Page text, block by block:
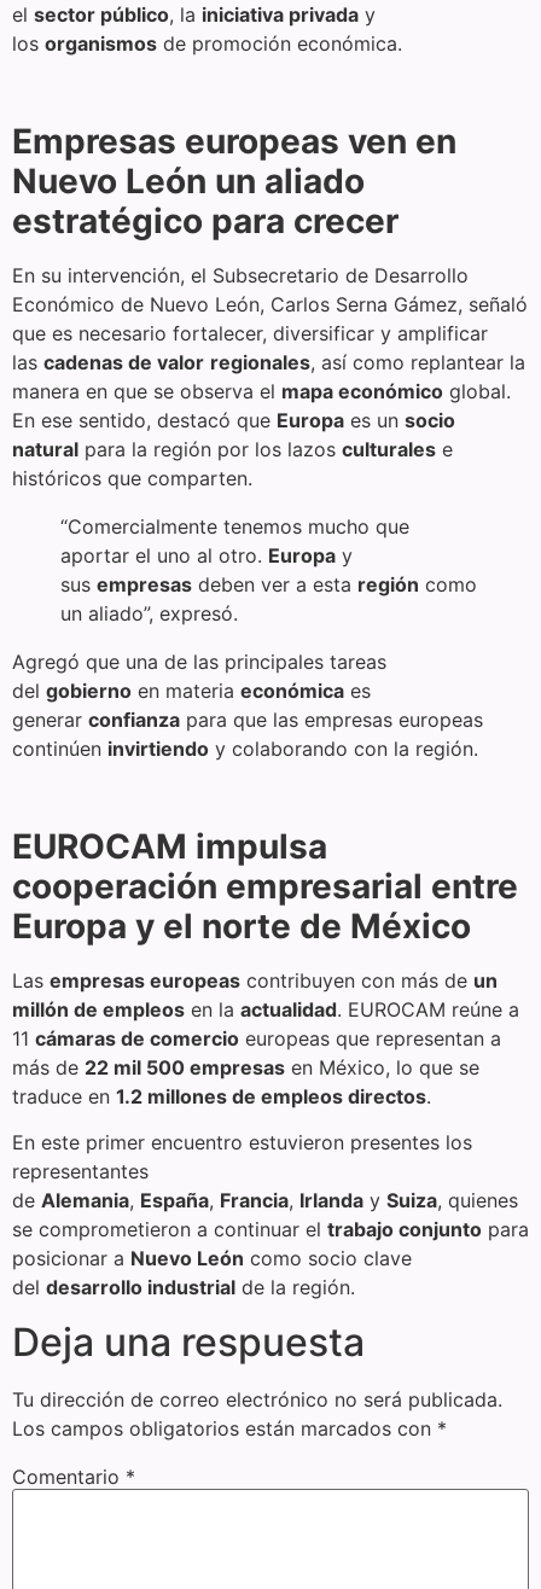
el sector público, la iniciativa privada y
los organismos de promoción económica.
Empresas europeas ven en
Nuevo León un aliado
estratégico para crecer
En su intervención, el Subsecretario de Desarrollo
Económico de Nuevo León, Carlos Serna Gámez, señaló
que es necesario fortalecer, diversificar y amplificar
las cadenas de valor regionales, así como replantear la
manera en que se observa el mapa económico global.
En ese sentido, destacó que Europa es un socio
natural para la región por los lazos culturales e
históricos que comparten.
“Comercialmente tenemos mucho que
aportar el uno al otro. Europa y
sus empresas deben ver a esta región como
un aliado”, expresó.
Agregó que una de las principales tareas
del gobierno en materia económica es
generar confianza para que las empresas europeas
continúen invirtiendo y colaborando con la región.
EUROCAM impulsa
cooperación empresarial entre
Europa y el norte de México
Las empresas europeas contribuyen con más de un
millón de empleos en la actualidad. EUROCAM reúne a
11 cámaras de comercio europeas que representan a
más de 22 mil 500 empresas en México, lo que se
traduce en 1.2 millones de empleos directos.
En este primer encuentro estuvieron presentes los
representantes
de Alemania, España, Francia, Irlanda y Suiza, quienes
se comprometieron a continuar el trabajo conjunto para
posicionar a Nuevo León como socio clave
del desarrollo industrial de la región.
Deja una respuesta
Tu dirección de correo electrónico no será publicada.
Los campos obligatorios están marcados con *
Comentario *